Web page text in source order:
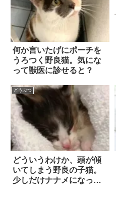
何か言いたげにポーチを
うろつく野良猫。気にな
って獣医に診せると？
どうぶつ
どういうわけか、頭が傾
いてしまう野良の子猫。
少しだけナナメになった